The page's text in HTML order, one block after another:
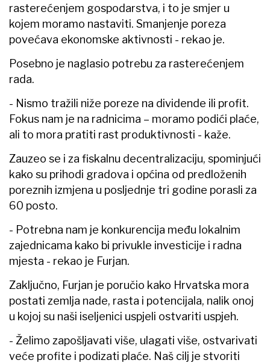
rasterećenjem gospodarstva, i to je smjer u
kojem moramo nastaviti. Smanjenje poreza
povećava ekonomske aktivnosti - rekao je.
Posebno je naglasio potrebu za rasterećenjem
rada.
- Nismo tražili niže poreze na dividende ili profit.
Fokus nam je na radnicima – moramo podići plaće,
ali to mora pratiti rast produktivnosti - kaže.
Zauzeo se i za fiskalnu decentralizaciju, spominjući
kako su prihodi gradova i općina od predloženih
poreznih izmjena u posljednje tri godine porasli za
60 posto.
- Potrebna nam je konkurencija među lokalnim
zajednicama kako bi privukle investicije i radna
mjesta - rekao je Furjan.
Zaključno, Furjan je poručio kako Hrvatska mora
postati zemlja nade, rasta i potencijala, nalik onoj
u kojoj su naši iseljenici uspjeli ostvariti uspjeh.
- Želimo zapošljavati više, ulagati više, ostvarivati
veće profite i podizati plaće. Naš cilj je stvoriti